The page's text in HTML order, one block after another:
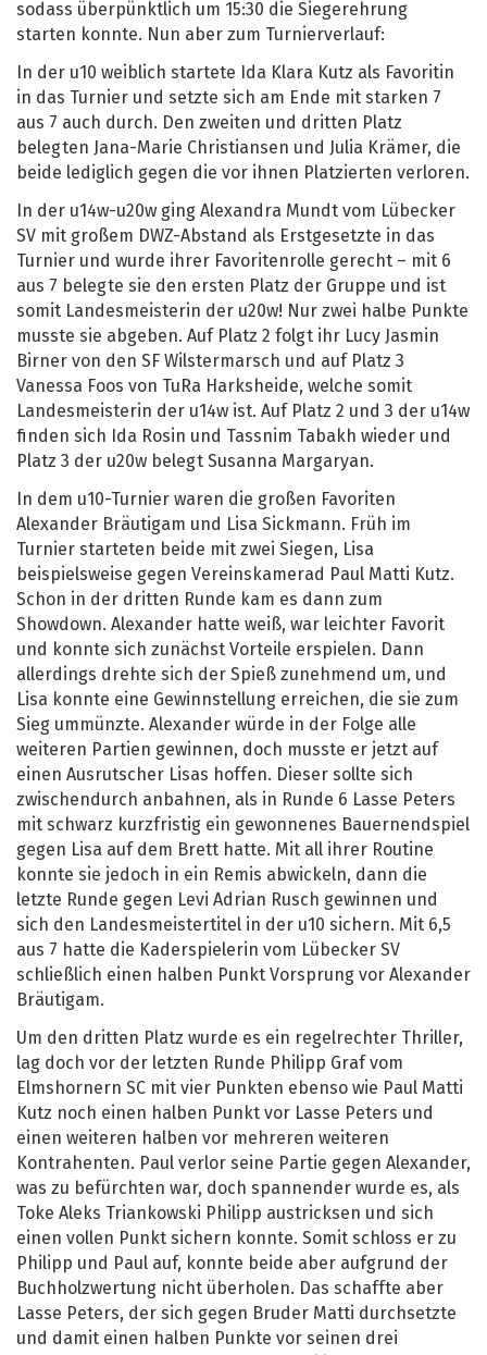
sodass überpünktlich um 15:30 die Siegerehrung
starten konnte. Nun aber zum Turnierverlauf:
In der u10 weiblich startete Ida Klara Kutz als Favoritin
in das Turnier und setzte sich am Ende mit starken 7
aus 7 auch durch. Den zweiten und dritten Platz
belegten Jana-Marie Christiansen und Julia Krämer, die
beide lediglich gegen die vor ihnen Platzierten verloren.
In der u14w-u20w ging Alexandra Mundt vom Lübecker
SV mit großem DWZ-Abstand als Erstgesetzte in das
Turnier und wurde ihrer Favoritenrolle gerecht – mit 6
aus 7 belegte sie den ersten Platz der Gruppe und ist
somit Landesmeisterin der u20w! Nur zwei halbe Punkte
musste sie abgeben. Auf Platz 2 folgt ihr Lucy Jasmin
Birner von den SF Wilstermarsch und auf Platz 3
Vanessa Foos von TuRa Harksheide, welche somit
Landesmeisterin der u14w ist. Auf Platz 2 und 3 der u14w
finden sich Ida Rosin und Tassnim Tabakh wieder und
Platz 3 der u20w belegt Susanna Margaryan.
In dem u10-Turnier waren die großen Favoriten
Alexander Bräutigam und Lisa Sickmann. Früh im
Turnier starteten beide mit zwei Siegen, Lisa
beispielsweise gegen Vereinskamerad Paul Matti Kutz.
Schon in der dritten Runde kam es dann zum
Showdown. Alexander hatte weiß, war leichter Favorit
und konnte sich zunächst Vorteile erspielen. Dann
allerdings drehte sich der Spieß zunehmend um, und
Lisa konnte eine Gewinnstellung erreichen, die sie zum
Sieg ummünzte. Alexander würde in der Folge alle
weiteren Partien gewinnen, doch musste er jetzt auf
einen Ausrutscher Lisas hoffen. Dieser sollte sich
zwischendurch anbahnen, als in Runde 6 Lasse Peters
mit schwarz kurzfristig ein gewonnenes Bauernendspiel
gegen Lisa auf dem Brett hatte. Mit all ihrer Routine
konnte sie jedoch in ein Remis abwickeln, dann die
letzte Runde gegen Levi Adrian Rusch gewinnen und
sich den Landesmeistertitel in der u10 sichern. Mit 6,5
aus 7 hatte die Kaderspielerin vom Lübecker SV
schließlich einen halben Punkt Vorsprung vor Alexander
Bräutigam.
Um den dritten Platz wurde es ein regelrechter Thriller,
lag doch vor der letzten Runde Philipp Graf vom
Elmshornern SC mit vier Punkten ebenso wie Paul Matti
Kutz noch einen halben Punkt vor Lasse Peters und
einen weiteren halben vor mehreren weiteren
Kontrahenten. Paul verlor seine Partie gegen Alexander,
was zu befürchten war, doch spannender wurde es, als
Toke Aleks Triankowski Philipp austricksen und sich
einen vollen Punkt sichern konnte. Somit schloss er zu
Philipp und Paul auf, konnte beide aber aufgrund der
Buchholzwertung nicht überholen. Das schaffte aber
Lasse Peters, der sich gegen Bruder Matti durchsetzte
und damit einen halben Punkte vor seinen drei